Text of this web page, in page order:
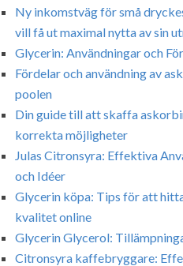
Ny inkomstväg för små
vill få ut maximal nytta av sin
Glycerin: Användningar och
Fördelar och användning av
poolen
Din guide till att skaffa
korrekta möjligheter
Julas Citronsyra: Effektiva
och Idéer
Glycerin köpa: Tips för att
kvalitet online
Glycerin Glycerol:
Citronsyra kaffebryggare: